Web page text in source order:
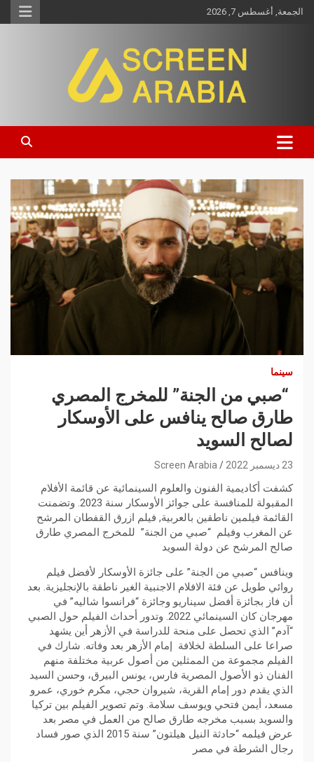
الجمعة, أغسطس 7, 2026
Screen Arabia
سينما
“صبي من الجنة” للمخرج المصري
طارق صالح ينافس على الأوسكار
لصالح السويد
23 ديسمبر 2022 Screen Arabia
كشفت أكاديمية الفنون والعلوم السينمائية عن قائمة الأفلام
المقبولة للمنافسة على جوائز الأوسكار سنة 2023. وتضمنت
القائمة فيلمين ناطقين بالعربية, فيلم ازرق القفطان المرشح
عن المغرب وفيلم “صبي من الجنة” للمخرج المصري طارق
صالح المرشح عن دولة السويد
وينافس “صبي من الجنة” على جائزة الأوسكار لأفضل فيلم
روائي طويل عن فئة الافلام الاجنبية الغير ناطقة بالإنجليزية. بعد
أن فاز بجائزة أفضل سيناريو وجائزة “فرانسوا شاليه” في
مهرجان كان السينمائي 2022. وتدور أحداث الفيلم حول الصبي
“آدم” الذي تحصل على منحة للدراسة في الأزهر أين يشهد
صراعا على السلطة لخلافة إمام الأزهر بعد وفاته. شارك في
الفيلم مجموعة من الممثلين من أصول عربية مختلفة منهم
الفنان ذو الأصول المصرية فارس، يونس البيرق، وحسن السيد
الذي يقدم دور إمام القرية، شيروان حجي، مكرم خوري، عمرو
مسعد، أيمن فتحي ويوسف سلامة. وتم تصوير الفيلم بين تركيا
والسويد بسبب مخرجه طارق صالح من العمل في مصر بعد
عرض فيلمه “حادثة النيل هيلتون” سنة 2015 الذي صور فساد
رجال الشرطة في مصر